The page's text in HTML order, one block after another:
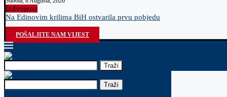
Izdvojeno
Na Edinovim krilima BiH ostvarila prvu pobjedu
POŠALJITE NAM VIJEST
Traži
Traži